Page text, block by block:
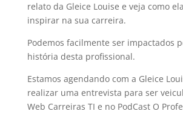
relato da Gleice Louise e veja como
inspirar na sua carreira.
Podemos facilmente ser impactados
história desta profissional.
Estamos agendando com a Gleice
realizar uma entrevista para ser
Web Carreiras TI e no PodCast O